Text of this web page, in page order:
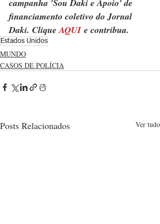
campanha 'Sou Daki e Apoio' de
financiamento coletivo do Jornal
Daki. Clique AQUI e contribua.
Estados Unidos
MUNDO
CASOS DE POLÍCIA
Posts Relacionados Ver tudo